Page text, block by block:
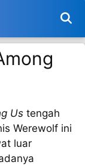
Us tengah
Werewolf ini
luar